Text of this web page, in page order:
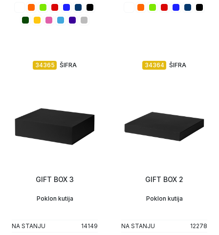
ŠIFRA
34365
GIFT BOX 3
Poklon kutija
NA STANJU 14149
ŠIFRA
34364
GIFT BOX 2
Poklon kutija
NA STANJU 12278